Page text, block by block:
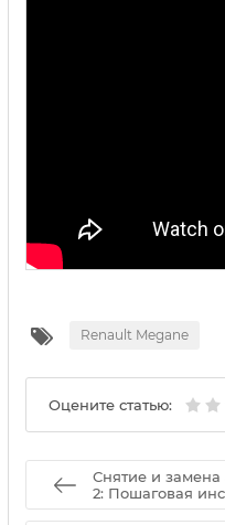
Renault Megane
Оцените статью:
Снятие и замена
2: Пошаговая